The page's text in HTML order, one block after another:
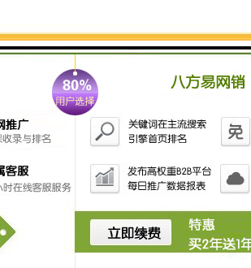
力体系。
，采用钢框架结构，楼层西侧为悬挑结
杂桁架构成。
要由箱型钢柱、箱型斜撑、工字钢梁组
，且都采用高建钢Q460GJ、Q420GJ、